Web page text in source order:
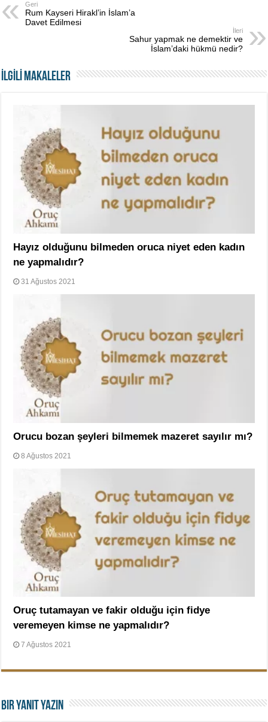
Geri
Rum Kayseri Hirakl’in İslam’a
Davet Edilmesi
İleri
Sahur yapmak ne demektir ve
İslam’daki hükmü nedir?
İLGİLİ MAKALELER
Hayız olduğunu bilmeden oruca niyet eden kadın
ne yapmalıdır?
31 Ağustos 2021
Orucu bozan şeyleri bilmemek mazeret sayılır mı?
8 Ağustos 2021
Oruç tutamayan ve fakir olduğu için fidye
veremeyen kimse ne yapmalıdır?
7 Ağustos 2021
Bir yanıt yazın